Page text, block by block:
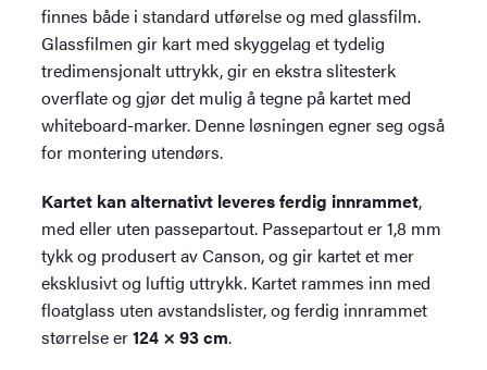
finnes både i standard utførelse og med glassfilm.
Glassfilmen gir kart med skyggelag et tydelig
tredimensjonalt uttrykk, gir en ekstra slitesterk
overflate og gjør det mulig å tegne på kartet med
whiteboard-marker. Denne løsningen egner seg også
for montering utendørs.
Kartet kan alternativt leveres ferdig innrammet,
med eller uten passepartout. Passepartout er 1,8 mm
tykk og produsert av Canson, og gir kartet et mer
eksklusivt og luftig uttrykk. Kartet rammes inn med
floatglass uten avstandslister, og ferdig innrammet
størrelse er124 × 93 cm.